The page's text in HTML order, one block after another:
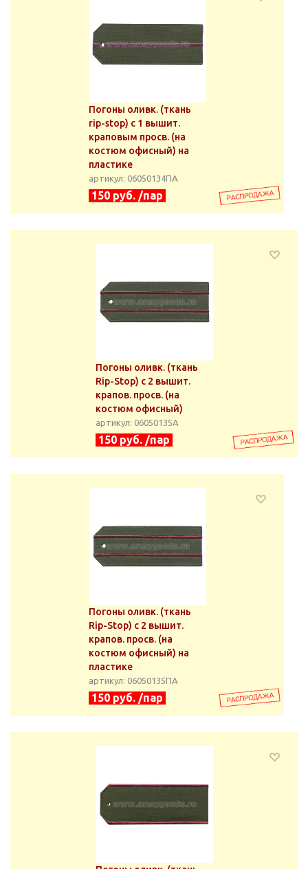
Погоны оливк. (ткань
rip-stop) с 1 вышит.
краповым просв. (на
костюм офисный) на
пластике
артикул: 06050134ПА
150 руб. /пар
Погоны оливк. (ткань
Rip-Stop) с 2 вышит.
крапов. просв. (на
костюм офисный)
артикул: 06050135А
150 руб. /пар
Погоны оливк. (ткань
Rip-Stop) с 2 вышит.
крапов. просв. (на
костюм офисный) на
пластике
артикул: 06050135ПА
150 руб. /пар